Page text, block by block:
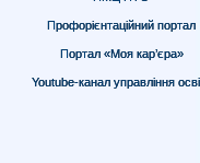
Профорієнтаційний портал
Портал «Моя кар’єра»
Youtube-канал управління